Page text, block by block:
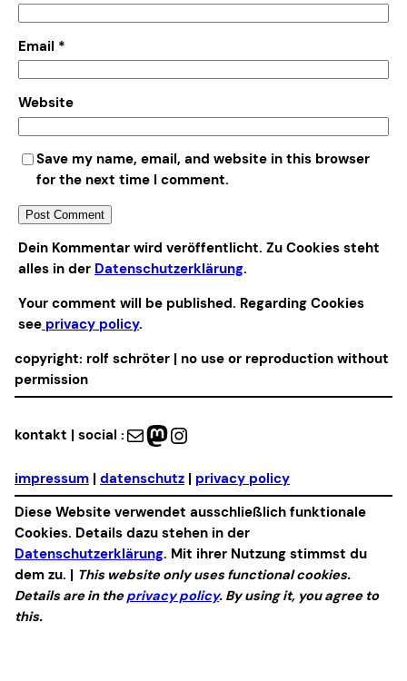
Email *
Website
Save my name, email, and website in this browser
for the next time I comment.
Alternative:
Dein Kommentar wird veröffentlicht. Zu Cookies steht
alles in der Datenschutzerklärung.
Your comment will be published. Regarding Cookies
see privacy policy.
copyright: rolf schröter | no use or reproduction without
permission
kontakt | social : Mail Mastodon Instagram
impressum | datenschutz | privacy policy
Diese Website verwendet ausschließlich funktionale
Cookies. Details dazu stehen in der
Datenschutzerklärung. Mit ihrer Nutzung stimmst du
dem zu. | This website only uses functional cookies.
Details are in theprivacy policy. By using it, you agree to
this.